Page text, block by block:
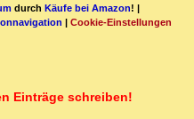
durch Käufe bei Amazon! |
| Cookie-Einstellungen
Einträge schreiben!